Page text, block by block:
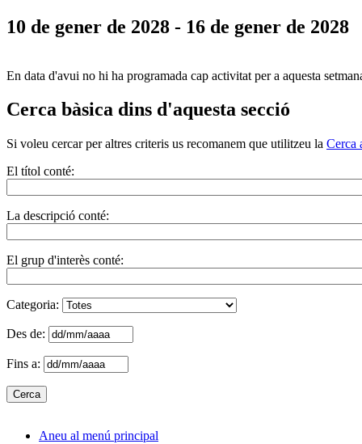
10 de gener de 2028 - 16 de gener de 2028
En data d'avui no hi ha programada cap activitat per a aquesta
Cerca bàsica dins d'aquesta secció
Si voleu cercar per altres criteris us recomanem que utilitzeu la Cerca
El títol conté:
La descripció conté:
El grup d'interès conté:
Categoria:
Des de:
Fins a:
Aneu al menú principal